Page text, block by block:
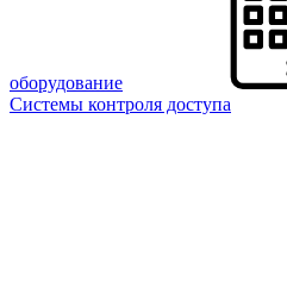
оборудование
Системы контроля доступа